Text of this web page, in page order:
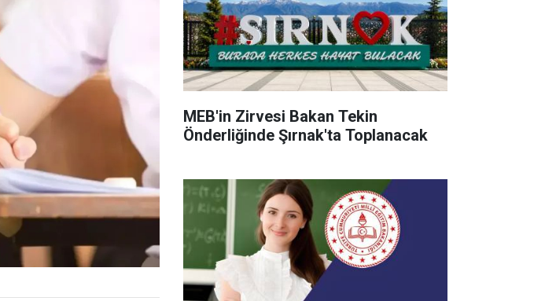
MEB'in Zirvesi Bakan Tekin
Önderliğinde Şırnak'ta Toplanacak